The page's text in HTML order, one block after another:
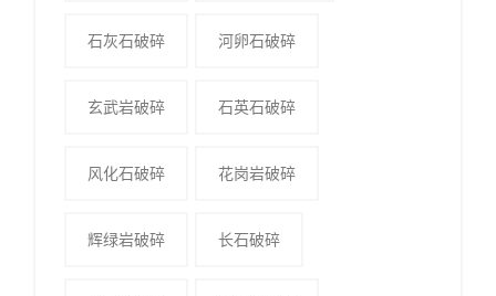
石灰石破碎 河卵石破碎
玄武岩破碎 石英石破碎
风化石破碎 花岗岩破碎
辉绿岩破碎 长石破碎